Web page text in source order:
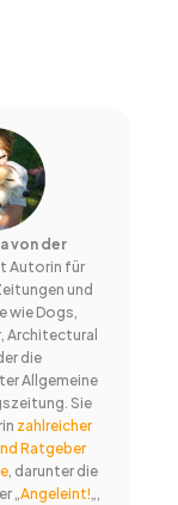
von der
Autorin für
und
wie Dogs,
Architectural
die
Allgemeine
Sie
zahlreicher
Ratgeber
, darunter die
„ Angeleint!